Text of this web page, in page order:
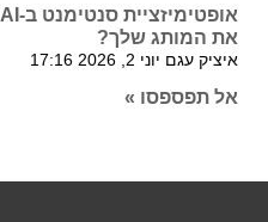
את המותג שלך?
איציק עגם יוני 2, 2026 17:16
אל תפספסו »